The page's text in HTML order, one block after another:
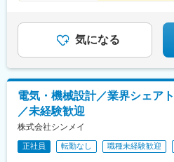
気になる
電気・機械設計／業界シェア
／未経験歓迎
株式会社シンメイ
正社員 転勤なし 職種未経験歓迎